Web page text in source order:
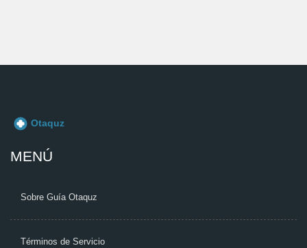
MENÚ
Sobre Guía Otaquz
Términos de Servicio